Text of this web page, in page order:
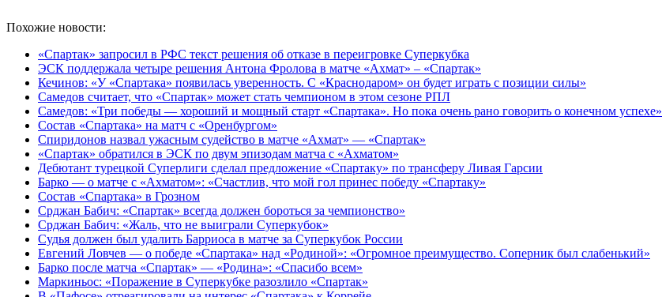
Похожие новости:
«Спартак» запросил в РФС текст решения об отказе в переигровке Суперкубка
ЭСК поддержала четыре решения Антона Фролова в матче «Ахмат» – «Спартак»
Кечинов: «У «Спартака» появилась уверенность. С «Краснодаром» он будет играть с позиции силы»
Самедов считает, что «Спартак» может стать чемпионом в этом сезоне РПЛ
Самедов: «Три победы — хороший и мощный старт «Спартака». Но пока очень рано говорить о конечном успехе»
Состав «Спартака» на матч с «Оренбургом»
Спиридонов назвал ужасным судейство в матче «Ахмат» — «Спартак»
«Спартак» обратился в ЭСК по двум эпизодам матча с «Ахматом»
Дебютант турецкой Суперлиги сделал предложение «Спартаку» по трансферу Ливая Гарсии
Барко — о матче с «Ахматом»: «Счастлив, что мой гол принес победу «Спартаку»
Состав «Спартака» в Грозном
Срджан Бабич: «Спартак» всегда должен бороться за чемпионство»
Срджан Бабич: «Жаль, что не выиграли Суперкубок»
Судья должен был удалить Барриоса в матче за Суперкубок России
Евгений Ловчев — о победе «Спартака» над «Родиной»: «Огромное преимущество. Соперник был слабенький»
Барко после матча «Спартак» — «Родина»: «Спасибо всем»
Маркиньос: «Поражение в Суперкубке разозлило «Спартак»